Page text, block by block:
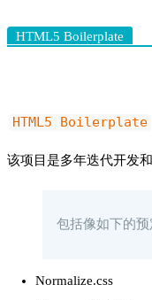
HTML5 Boilerplate
HTML5 Boilerplate
该项目是多年迭代开发
包括像如下的预
Normalize.css